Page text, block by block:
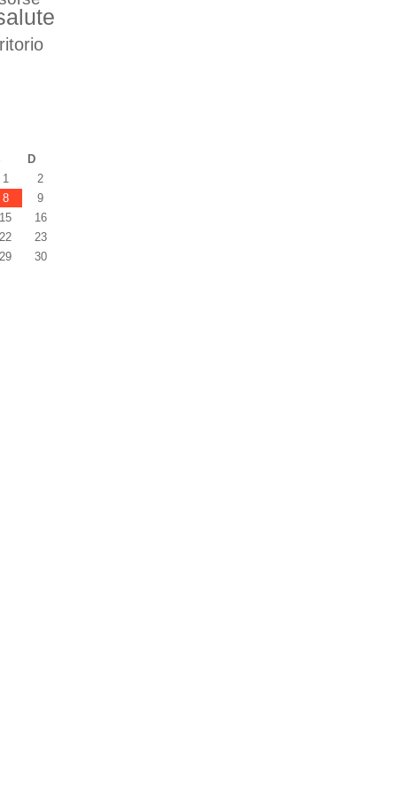
D
1
2
8
9
15
16
22
23
29
30